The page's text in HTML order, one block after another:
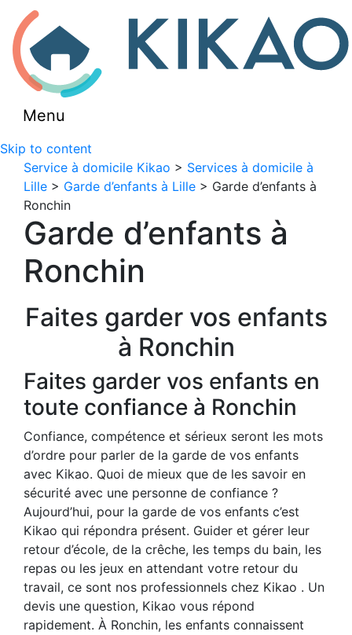
Menu
Skip to content
Service à domicile Kikao > Services à domicile à
Lille > Garde d’enfants à Lille > Garde d’enfants à
Ronchin
Garde d’enfants à
Ronchin
Faites garder vos enfants
à Ronchin
Faites garder vos enfants en
toute confiance à Ronchin
Confiance, compétence et sérieux seront les mots
d’ordre pour parler de la garde de vos enfants
avec Kikao. Quoi de mieux que de les savoir en
sécurité avec une personne de confiance ?
Aujourd’hui, pour la garde de vos enfants c’est
Kikao qui répondra présent. Guider et gérer leur
retour d’école, de la crêche, les temps du bain, les
repas ou les jeux en attendant votre retour du
travail, ce sont nos professionnels chez Kikao . Un
devis une question, Kikao vous répond
rapidement. À Ronchin, les enfants connaissent